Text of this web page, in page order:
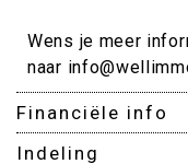
Wens je meer
naar
Financiële info
Indeling